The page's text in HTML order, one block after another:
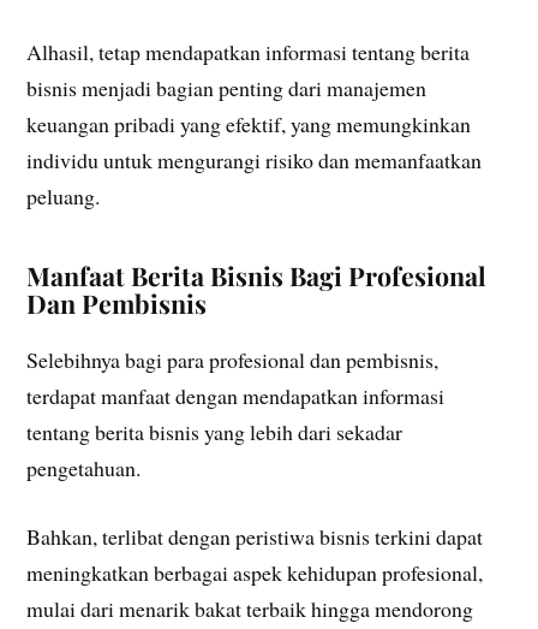
Alhasil, tetap mendapatkan informasi tentang berita
bisnis menjadi bagian penting dari manajemen
keuangan pribadi yang efektif, yang memungkinkan
individu untuk mengurangi risiko dan memanfaatkan
peluang.
Manfaat Berita Bisnis Bagi Profesional
Dan Pembisnis
Selebihnya bagi para profesional dan pembisnis,
terdapat manfaat dengan mendapatkan informasi
tentang berita bisnis yang lebih dari sekadar
pengetahuan.
Bahkan, terlibat dengan peristiwa bisnis terkini dapat
meningkatkan berbagai aspek kehidupan profesional,
mulai dari menarik bakat terbaik hingga mendorong